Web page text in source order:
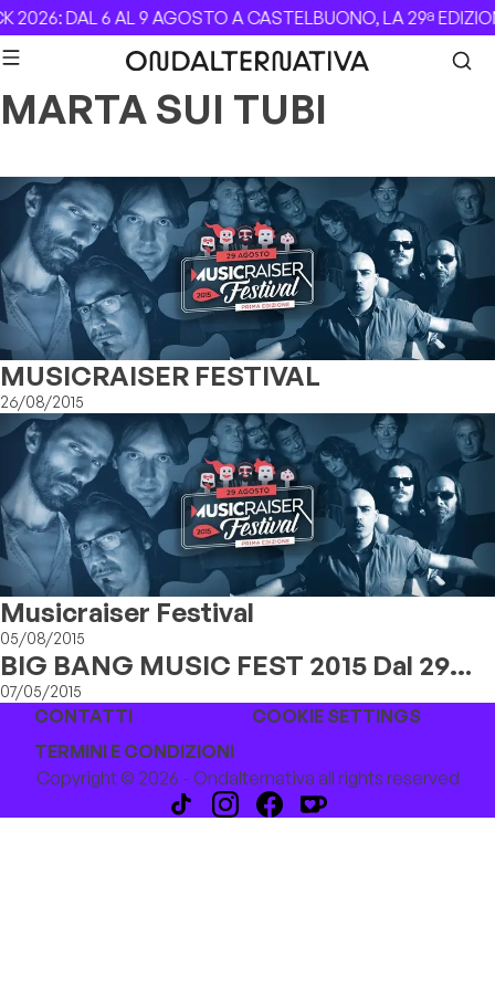
Skip to content
2026: DAL 6 AL 9 AGOSTO A CASTELBUONO, LA 29ª
MARTA SUI TUBI
MUSICRAISER FESTIVAL
26/08/2015
Musicraiser Festival
05/08/2015
BIG BANG MUSIC FEST 2015 Dal 29
Maggio Al 2 Giugno
07/05/2015
CONTATTI
COOKIE SETTINGS
TERMINI E CONDIZIONI
Copyright © 2026 - Ondalternativa all rights reserved